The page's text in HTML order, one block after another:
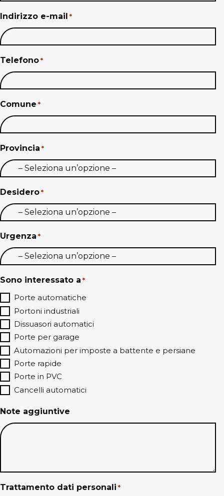
Indirizzo e-mail *
Telefono *
Comune *
Provincia *
Desidero *
Urgenza *
Sono interessato a *
Porte automatiche
Portoni industriali
Dissuasori automatici
Porte per garage
Automazioni per imposte a battente e persiane
Porte rapide
Porte in PVC
Cancelli automatici
Note aggiuntive
Trattamento dati personali *